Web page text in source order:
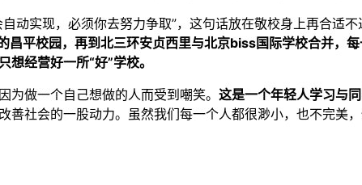
动实现，必须你去努力争取”，这句话放在敬校身上再合适不
昌平校园，再到北三环安贞西里与北京biss国际学校合并，
经营好一所“好”学校。
做一个自己想做的人而受到嘲笑。 这是一个年轻人学习与
善社会的一股动力。虽然我们每一个人都很渺小，也不完美